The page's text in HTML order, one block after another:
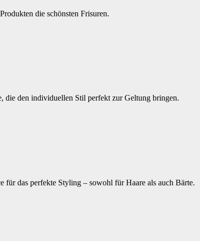
die schönsten Frisuren.
die den individuellen Stil perfekt zur Geltung bringen.
für das perfekte Styling – sowohl für Haare als auch Bärte.